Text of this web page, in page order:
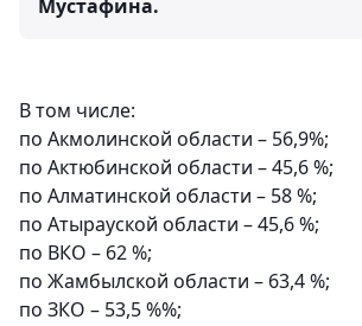
Мустафина.
В том числе:
по Акмолинской области – 56,9%;
по Актюбинской области – 45,6 %;
по Алматинской области – 58 %;
по Атырауской области – 45,6 %;
по ВКО – 62 %;
по Жамбылской области – 63,4 %;
по ЗКО – 53,5 %%;